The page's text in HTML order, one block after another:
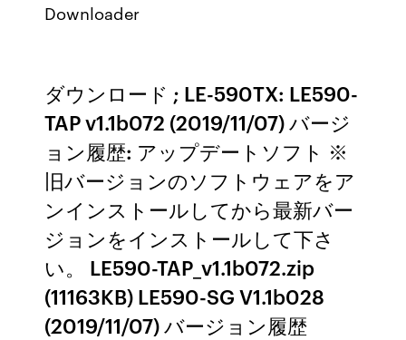
Downloader
ダウンロード ; LE-590TX: LE590-
TAP v1.1b072 (2019/11/07) バージ
ョン履歴: アップデートソフト ※
旧バージョンのソフトウェアをア
ンインストールしてから最新バー
ジョンをインストールして下さ
い。 LE590-TAP_v1.1b072.zip
(11163KB) LE590-SG V1.1b028
(2019/11/07) バージョン履歴